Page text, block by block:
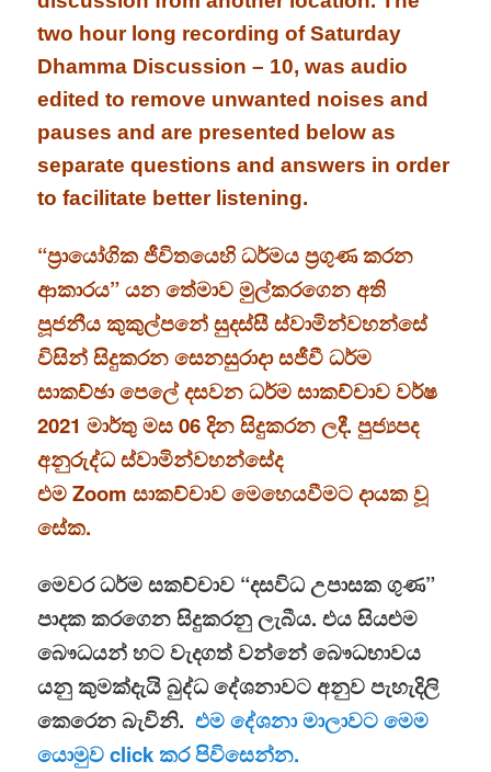
two hour long recording of Saturday
Dhamma Discussion – 10, was audio
edited to remove unwanted noises and
pauses and are presented below as
separate questions and answers in order
to facilitate better listening.
“ප්‍රායෝගික ජීවිතයෙහි ධර්මය ප්‍රගුණ කරන
ආකාරය” යන තේමාව මුල්කරගෙන අති
පූජනීය කුකුල්පනේ සුදස්සී ස්වාමින්වහන්සේ
විසින් සිදුකරන සෙනසුරාදා සජීවී ධර්ම
සාකච්ඡා පෙලේ දසවන ධර්ම සාකච්චාව වර්ෂ
2021 මාර්තු මස 06 දින සිදුකරන ලදී. පුජ්‍යපද
අනුරුද්ධ ස්වාමින්වහන්සේද
එම Zoom සාකච්චාව මෙහෙයවීමට දායක වූ
සේක.
මෙවර ධර්ම සකච්චාව “දසවිධ උපාසක ගුණ”
පාදක කරගෙන සිදුකරනු ලැබීය. එය සියළුම
බෞධයන් හට වැදගත් වන්නේ බෞධභාවය
යනු කුමක්දැයි බුද්ධ දේශනාවට අනුව පැහැදිලි
කෙරෙන බැවිනි.එම දේශනා මාලාවට මෙම
යොමුව click කර පිවිසෙන්න.